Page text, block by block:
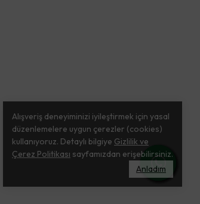
Alışveriş deneyiminizi iyileştirmek için yasal
düzenlemelere uygun çerezler (cookies)
kullanıyoruz. Detaylı bilgiye Gizlilik ve
Çerez Politikası sayfamızdan erişebilirsiniz.
Anladım